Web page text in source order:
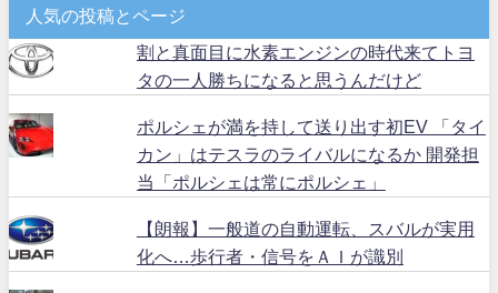
人気の投稿とページ
割と真面目に水素エンジンの時代来てトヨ
タの一人勝ちになると思うんだけど
ポルシェが満を持して送り出す初EV 「タイ
カン」はテスラのライバルになるか 開発担
当「ポルシェは常にポルシェ」
【朗報】一般道の自動運転、スバルが実用
化へ…歩行者・信号をＡＩが識別